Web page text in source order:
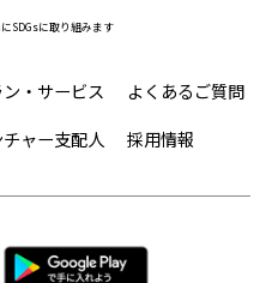
SDGsに取り組みます
・サービス
よくあるご質問
ャー支配人 採用情報